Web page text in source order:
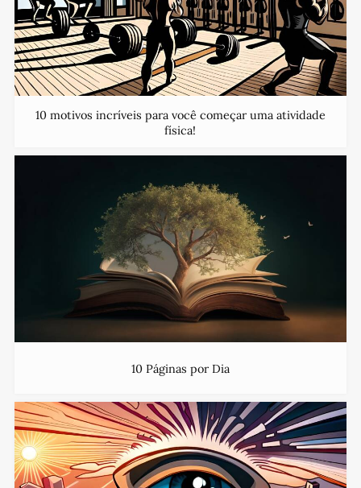
10 motivos incríveis para você começar uma atividade
física!
10 Páginas por Dia